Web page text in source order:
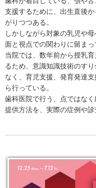
支援するために、出生直後
がりつつある。
しかしながら対象の乳児や
面と視点での関わりに留まっ
当院では、数年前から授乳
るため、意識知識技術のす
なく、育児支援、発育発達
ら行っている。
歯科医院で行う、点ではな
提供方法を、実際の症例や診